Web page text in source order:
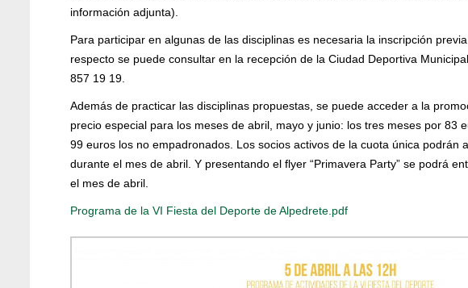
información adjunta).
Para participar en algunas de las disciplinas es necesaria la inscripción
respecto se puede consultar en la recepción de la Ciudad Deportiva
857 19 19.
Además de practicar las disciplinas propuestas, se puede acceder a la
precio especial para los meses de abril, mayo y junio: los tres meses por 83
99 euros los no empadronados. Los socios activos de la cuota única podrán
durante el mes de abril. Y presentando el flyer “Primavera Party” se podrá
el mes de abril.
Programa de la VI Fiesta del Deporte de Alpedrete.pdf